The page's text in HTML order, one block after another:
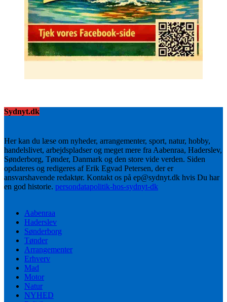
Sydnyt.dk
Her kan du læse om nyheder, arrangementer, sport, natur, hobby,
handelslivet, arbejdspladser og meget mere fra Aabenraa, Haderslev,
Sønderborg, Tønder, Danmark og den store vide verden. Siden
opdateres og redigeres af Erik Egvad Petersen, der er
ansvarshavende redaktør. Kontakt os på ep@sydnyt.dk hvis Du har
en god historie. persondatapolitik-hos-sydnyt-dk
Aabenraa
Haderslev
Sønderborg
Tønder
Arrangementer
Erhverv
Mad
Motor
Natur
NYHED